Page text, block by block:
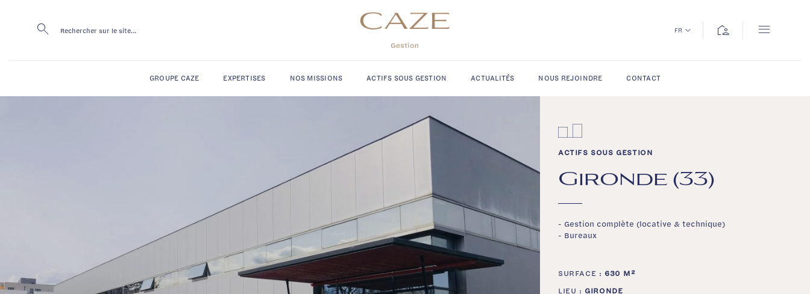
FR location_away
GROUPE CAZE EXPERTISES NOS MISSIONS ACTIFS SOUS GESTION ACTUALITÉS NOUS REJOINDRE CONTACT
ACTIFS SOUS GESTION
Gironde (33)
- Gestion complète (locative & technique)
- Bureaux
SURFACE : 630 M²
LIEU : GIRONDE